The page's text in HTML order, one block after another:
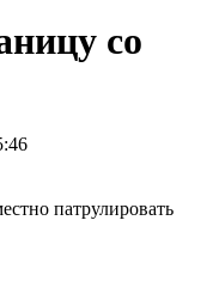
со